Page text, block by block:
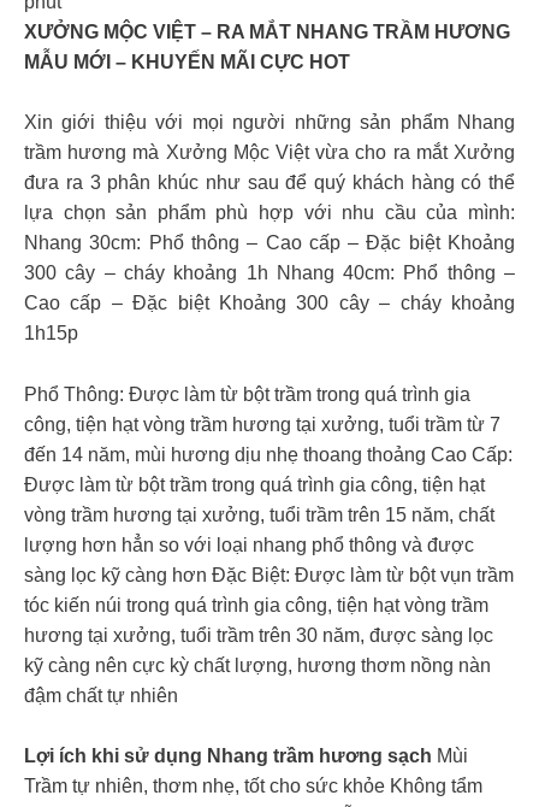
XƯỞNG MỘC VIỆT – RA MẮT NHANG TRẦM HƯƠNG
MẪU MỚI – KHUYẾN MÃI CỰC HOT
Xin giới thiệu với mọi người những sản phẩm Nhang
trầm hương mà Xưởng Mộc Việt vừa cho ra mắt Xưởng
đưa ra 3 phân khúc như sau để quý khách hàng có thể
lựa chọn sản phẩm phù hợp với nhu cầu của mình:
Nhang 30cm: Phổ thông – Cao cấp – Đặc biệt Khoảng
300 cây – cháy khoảng 1h Nhang 40cm: Phổ thông –
Cao cấp – Đặc biệt Khoảng 300 cây – cháy khoảng
1h15p
Phổ Thông: Được làm từ bột trầm trong quá trình gia
công, tiện hạt vòng trầm hương tại xưởng, tuổi trầm từ 7
đến 14 năm, mùi hương dịu nhẹ thoang thoảng Cao Cấp:
Được làm từ bột trầm trong quá trình gia công, tiện hạt
vòng trầm hương tại xưởng, tuổi trầm trên 15 năm, chất
lượng hơn hẳn so với loại nhang phổ thông và được
sàng lọc kỹ càng hơn Đặc Biệt: Được làm từ bột vụn trầm
tóc kiến núi trong quá trình gia công, tiện hạt vòng trầm
hương tại xưởng, tuổi trầm trên 30 năm, được sàng lọc
kỹ càng nên cực kỳ chất lượng, hương thơm nồng nàn
đậm chất tự nhiên
Lợi ích khi sử dụng Nhang trầm hương sạch Mùi
Trầm tự nhiên, thơm nhẹ, tốt cho sức khỏe Không tẩm